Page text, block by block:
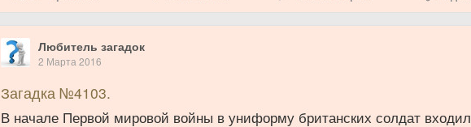
Любитель загадок
2 Марта 2016
Загадка №4103.
В начале Первой мировой войны в униформу британских солдат